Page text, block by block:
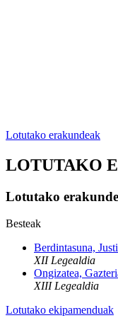
Lotutako erakundeak
LOTUTAKO
Lotutako
Besteak
Berdintasuna,
XII Legealdia
Ongizatea,
XIII Legealdia
Lotutako ekipamenduak